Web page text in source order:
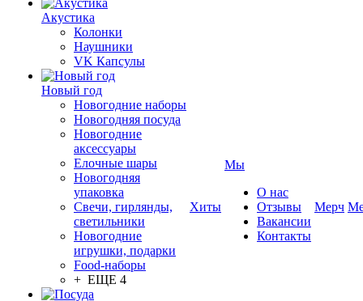
Акустика
Колонки
Наушники
VK Капсулы
Новый год
Новогодние наборы
Новогодняя посуда
Новогодние
аксессуары
Елочные шары
Новогодняя
упаковка
Свечи, гирлянды,
светильники
Новогодние
игрушки, подарки
Food-наборы
+ ЕЩЕ 4
Хиты
Мы
О нас
Отзывы
Вакансии
Контакты
Мерч